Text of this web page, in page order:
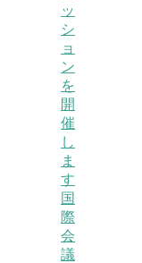
ッ
シ
ョ
ン
を
開
催
し
ま
す
国
際
会
議